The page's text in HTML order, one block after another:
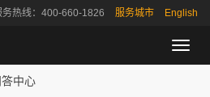
务热线：400-660-1826 服务城市 English
导
航
答中心